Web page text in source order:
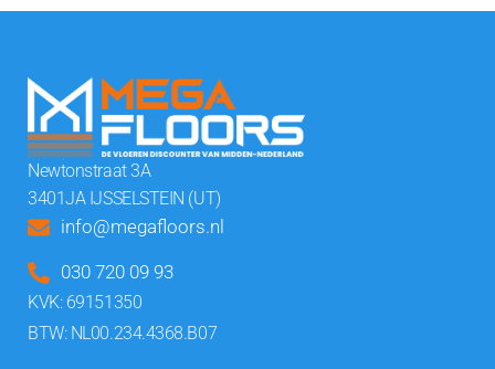
Newtonstraat 3A
3401JA IJSSELSTEIN (UT)
info@megafloors.nl
030 720 09 93
KVK: 69151350
BTW: NL00.234.4368.B07